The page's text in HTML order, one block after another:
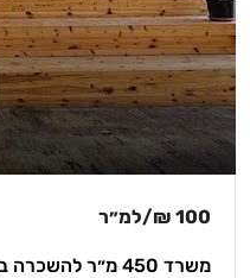
100 ₪ /למ״ר
משרד 450 מ״ר להשכרה בבית הורוד בתל אביב